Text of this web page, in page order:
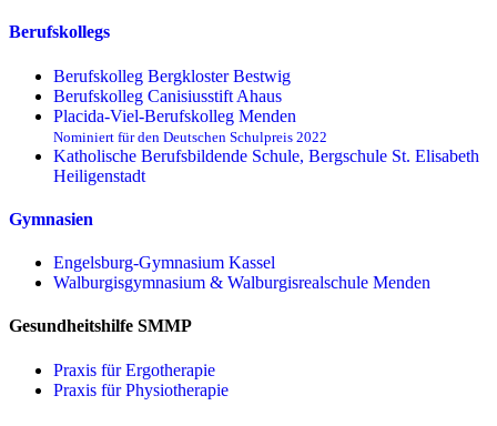
Berufskollegs
Berufskolleg Bergkloster Bestwig
Berufskolleg Canisiusstift Ahaus
Placida-Viel-Berufskolleg Menden
Nominiert für den Deutschen Schulpreis 2022
Katholische Berufsbildende Schule, Bergschule St. Elisabeth
Heiligenstadt
Gymnasien
Engelsburg-Gymnasium Kassel
Walburgisgymnasium & Walburgisrealschule Menden
Gesundheitshilfe SMMP
Praxis für Ergo­therapie
Praxis für Physio­therapie